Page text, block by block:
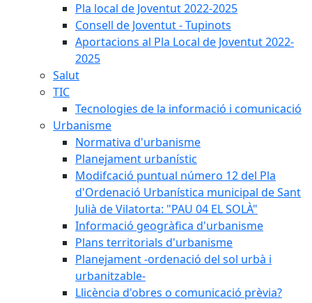
Pla local de Joventut 2022-2025
Consell de Joventut - Tupinots
Aportacions al Pla Local de Joventut 2022-
2025
Salut
TIC
Tecnologies de la informació i comunicació
Urbanisme
Normativa d'urbanisme
Planejament urbanístic
Modifcació puntual número 12 del Pla
d'Ordenació Urbanística municipal de Sant
Julià de Vilatorta: "PAU 04 EL SOLÀ"
Informació geogràfica d'urbanisme
Plans territorials d'urbanisme
Planejament -ordenació del sol urbà i
urbanitzable-
Llicència d'obres o comunicació prèvia?